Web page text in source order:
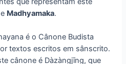
e Madhyamaka.
é o Cânone Budista
textos escritos em sânscrito.
cânone é Dàzàngjīng, que